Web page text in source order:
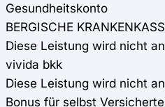
Gesundheitskonto
BERGISCHE
Diese Leistung wird nicht
vivida bkk
Diese Leistung wird nicht
Bonus für selbst Versicherte